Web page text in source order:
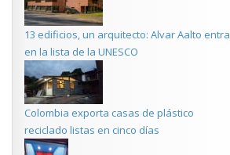
13 edificios, un arquitecto: Alvar Aalto entra
en la lista de la UNESCO
Colombia exporta casas de plástico
reciclado listas en cinco días